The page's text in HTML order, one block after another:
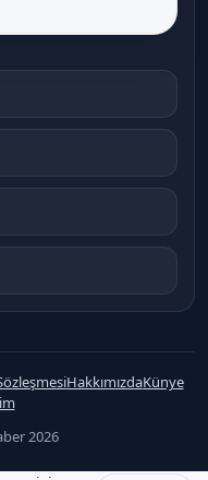
HakkımızdaKünye
2026